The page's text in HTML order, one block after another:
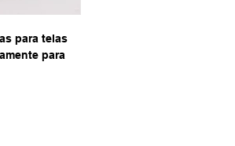
para telas
para